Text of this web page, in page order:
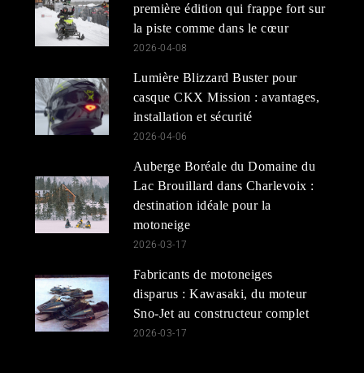
première édition qui frappe fort sur
la piste comme dans le cœur
2026-04-08
Lumière Blizzard Buster pour
casque CKX Mission : avantages,
installation et sécurité
2026-04-06
Auberge Boréale du Domaine du
Lac Brouillard dans Charlevoix :
destination idéale pour la
motoneige
2026-03-17
Fabricants de motoneiges
disparus : Kawasaki, du moteur
Sno-Jet au constructeur complet
2026-03-17